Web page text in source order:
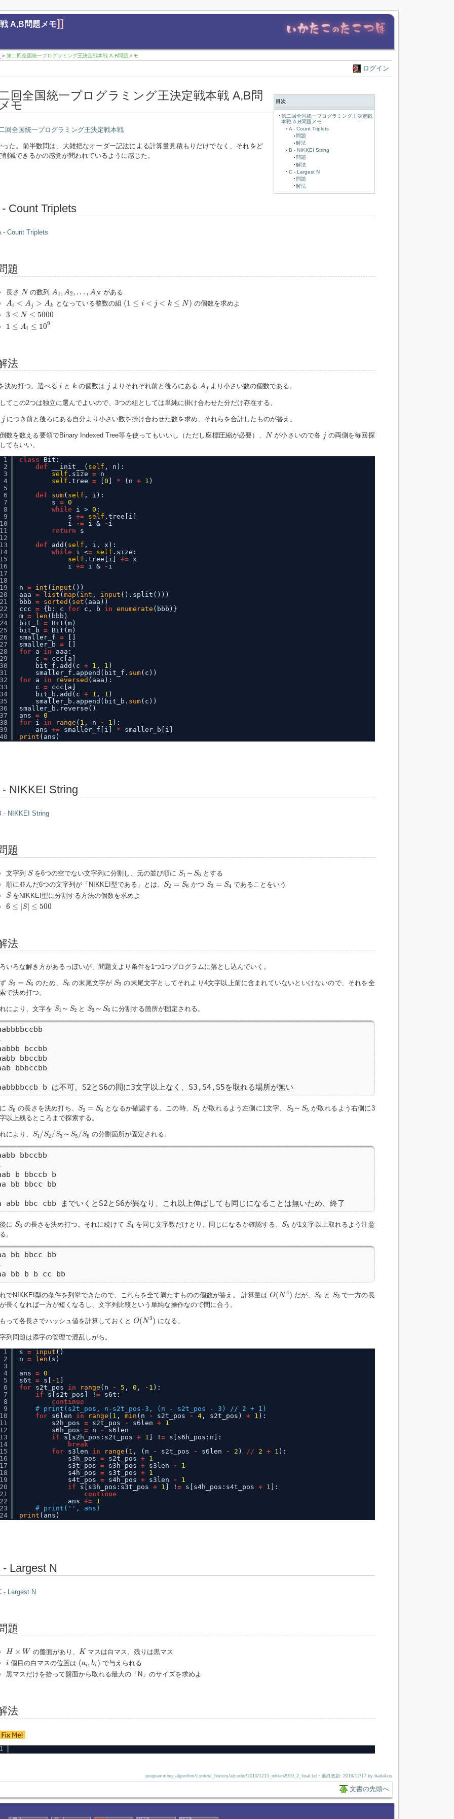
A,B問題メモ]]
» 第二回全国統一プログラミング王決定戦本戦 A,B問題メモ
ログイン
目次
第二回全国統一プログラミング王決定戦
本戦 A,B問題メモ
A - Count Triplets
問題
解法
B - NIKKEI String
問題
解法
C - Largest N
問題
解法
回全国統一プログラミング王決定戦本戦 A,B問
モ
回全国統一プログラミング王決定戦本戦
った。前半数問は、大雑把なオーダー記法による計算量見積もりだけでなく、それをど
削減できるかの感覚が問われているように感じた。
Count Triplets
- Count Triplets
題
長さ N
N の数列 A1,A2, . . . , AN
A1 A2 がある
Ai < A j > Ak
Ai Aj >A k となっている整数の組 (1 ≤ i < j < k ≤ N)
(1 < < ≤ N の個数を求めよ
3 ≤ N ≤ 5000
3 N ≤5000
1 ≤ Ai ≤ 109
≤10
法
決め打つ。選べる iと k
kの個数は jよりそれぞれ前と後ろにある A j
Aj より小さい数の個数である。
てこの2つは独立に選んでよいので、3つの組としては単純に掛け合わせた分だけ存在する。
jにつき前と後ろにある自分より小さい数を掛け合わせた数を求め、それらを合計したものが答え。
数を数える要領でBinary Indexed Tree等を使ってもいいし（ただし座標圧縮が必要）、 N
Nが小さいので各 j の両側を毎回探
てもいい。
1
2
3
4
5
6
7
8
9
10
11
12
13
14
15
16
17
18
19
20
21
22
23
24
25
26
27
28
29
30
31
32
33
34
35
36
37
38
39
40
class
Bit:
def
__init__( self , n):
self .size =
n
self .tree = [0 ] * (n + 1 )
def
sum( self , i):
s = 0
while
i > 0 :
s += self .tree[i]
i
-= i & - i
return
s
def
add( self , i, x):
while
i <= self .size:
self .tree[i] +=
x
i += i & - i
n = int ( input ())
aaa = list (map ( int , input ().split()))
bbb = sorted ( set (aaa))
ccc = {b: c for c, b in enumerate (bbb)}
m = len (bbb)
bit_f =
Bit(m)
bit_b =
Bit(m)
smaller_f =
[]
smaller_b =
[]
for
a in
aaa:
c =
ccc[a]
bit_f.add(c + 1 , 1 )
smaller_f.append(bit_f. sum(c))
for
a in reversed (aaa):
c =
ccc[a]
bit_b.add(c + 1 , 1 )
smaller_b.append(bit_b. sum(c))
smaller_b.reverse()
ans = 0
for
i in range ( 1 , n - 1 ):
ans += smaller_f[i] *
smaller_b[i]
print (ans)
NIKKEI String
- NIKKEI String
題
文字列 S
Sを6つの空でない文字列に分割し、元の並び順に S1 ～ S6
S1 S
とする
順に並んだ6つの文字列が「NIKKEI型である」とは、
S2 = S6
S2 6 かつ S3 = S4
S3 4 であることをいう
S
SをNIKKEI型に分割する方法の個数を求めよ
6 ≤ |S| ≤ 500
6 |S| ≤500
法
いろな解き方があるっぽいが、問題文より条件を1つ1つプログラムに落とし込んでいく。
S2 = S6
S S6 のため、 S6
S の末尾文字が S2
S の末尾文字としてそれより4文字以上前に含まれていないといけないので、それを全
で決め打つ。
により、文字を S1 ～ S2
S1 S
と S3 ～ S6
S S
に分割する箇所が固定される。
bccbb
bbccbb
bbbccbb
b は不可。S2とS6の間に3文字以上なく、S3,S4,S5を取れる場所が無い
S6
S の長さを決め打ち、 S2 = S6
S2 6 となるか確認する。この時、 S1
S1 が取れるよう左側に1文字、 S3 ～ S5
S3 S
が取れるよう右側に3
以上残るところまで探索する。
により、 S1/S2 /S3 ～ S5 /S6
S1 / S2 /S3 S / S
の分割箇所が固定される。
bbccbb
b bbccb b
bb bbcc bb
abb bbc cbb までいくとS2とS6が異なり、これ以上伸ばしても同じになることは無いため、終了
に S3
S3 の長さを決め打つ。それに続けて S4
S4 を同じ文字数だけとり、同じになるか確認する。 S5
S が1文字以上取れるよう注意
。
bb bbcc bb
bb b b cc bb
でNIKKEI型の条件を列挙できたので、これらを全て満たすものの個数が答え。 計算量はO(N 4)
O( N4)
だが、 S6
S6 と S3
S3 で一方の長
長くなれば一方が短くなるし、文字列比較という単純な操作なので間に合う。
って各長さでハッシュ値を計算しておくと O(N3)
O(N3)
になる。
列問題は添字の管理で混乱しがち。
1
2
3
4
5
6
7
8
9
10
11
12
13
14
15
16
17
18
19
20
21
22
23
24
s = input ()
n = len (s)
ans = 0
s6t = s[ - 1
for
s2t_pos in range (n - 5 , 0 , - 1 ):
if
s[s2t_pos] ! =
s6t:
continue
# print(s2t_pos, n-s2t_pos-3, (n - s2t_pos - 3) // 2 + 1)
for
s6len in range ( 1 , min (n - s2t_pos - 4, s2t_pos) + 1 ):
s2h_pos = s2t_pos - s6len +
1
s6h_pos = n -
s6len
if
s[s2h_pos:s2t_pos + 1 ] ! =
s[s6h_pos:n]:
break
for
s3len in range ( 1 , (n - s2t_pos - s6len - 2 ) // 2 + 1 ):
s3h_pos = s2t_pos +
1
s3t_pos = s3h_pos + s3len -
1
s4h_pos = s3t_pos +
1
s4t_pos = s4h_pos + s3len -
1
if
s[s3h_pos:s3t_pos + 1 ] ! = s[s4h_pos:s4t_pos + 1 ]:
continue
ans +=
1
# print('', ans)
print (ans)
- Largest N
- Largest N
題
H × W
H×W の盤面があり、 K
K マスは白マス、残りは黒マス
i個目の白マスの位置は (ai, bi )
(a bi
で与えられる
黒マスだけを拾って盤面から取れる最大の「N」のサイズを求めよ
法
1
programming_algorithm/contest_history/atcoder/2019/1215_nikkei2019_2_final.txt · 最終更新:2019/12/17 byikatakos
文書の先頭へ